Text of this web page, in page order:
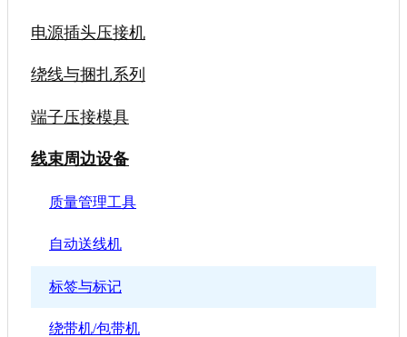
电源插头压接机
绕线与捆扎系列
端子压接模具
线束周边设备
质量管理工具
自动送线机
标签与标记
绕带机/包带机